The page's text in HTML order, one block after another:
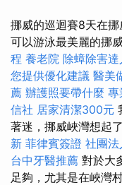
挪威的巡迴賽8天在
可以游泳最美麗的挪
程 養老院 除蟑除害達
您提供優化建議 醫美
薦 辦護照要帶什麼 專
信社 居家清潔300元
著迷，挪威峽灣想起
新 菲律賓簽證 社團法
台中牙醫推薦 對於大
足夠，尤其是在峽灣